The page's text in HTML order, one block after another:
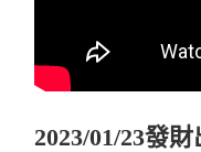
2023/01/23發